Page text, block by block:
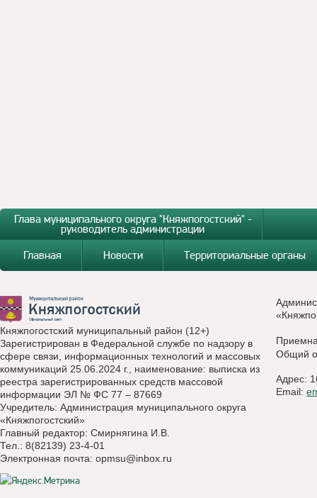
Глава муниципального округа "Княжпогостский" -
руководитель администрации
Главная
Новости Территориальные органы
Княжпогостский муниципальный район (12+)
Зарегистрирован в Федеральной службе по надзору в
сфере связи, информационных технологий и массовых
коммуникаций 25.06.2024 г., наименование: выписка из
реестра зарегистрированных средств массовой
информации ЭЛ № ФС 77 – 87669
Учредитель: Администрация муниципального округа
«Княжпогостский»
Главный редактор: Смирнягина И.В.
Тел.: 8(82139) 23-4-01
Электронная почта: opmsu@inbox.ru
Общий
Адрес:
Email: